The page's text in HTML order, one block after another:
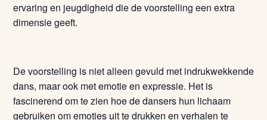
ervaring en jeugdigheid die de voorstelling een extra
dimensie geeft.
De voorstelling is niet alleen gevuld met indrukwekkende
dans, maar ook met emotie en expressie. Het is
fascinerend om te zien hoe de dansers hun lichaam
gebruiken om emoties uit te drukken en verhalen te